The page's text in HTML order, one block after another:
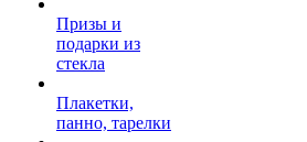
Призы и
подарки из
стекла
Плакетки,
панно, тарелки